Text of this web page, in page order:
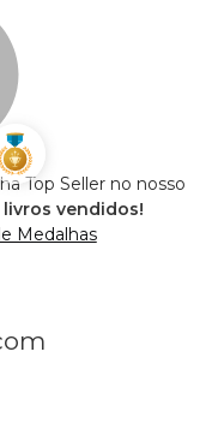
Top Seller no nosso
livros vendidos!
Medalhas